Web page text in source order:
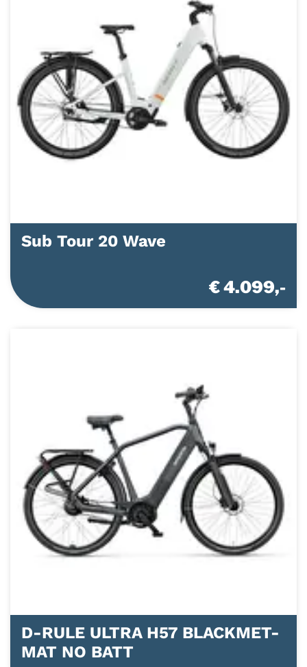
Sub Tour 20 Wave
€ 4.099,-
D-RULE ULTRA H57 BLACKMET-
MAT NO BATT